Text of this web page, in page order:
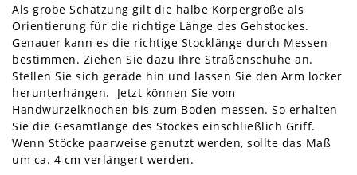
Als grobe Schätzung gilt die halbe Körpergröße als
Orientierung für die richtige Länge des Gehstockes.
Genauer kann es die richtige Stocklänge durch Messen
bestimmen. Ziehen Sie dazu Ihre Straßenschuhe an.
Stellen Sie sich gerade hin und lassen Sie den Arm locker
herunterhängen. Jetzt können Sie vom
Handwurzelknochen bis zum Boden messen. So erhalten
Sie die Gesamtlänge des Stockes einschließlich Griff.
Wenn Stöcke paarweise genutzt werden, sollte das Maß
um ca. 4 cm verlängert werden.